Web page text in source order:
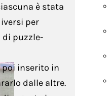
è stata
per
puzzle-
poi inserito in
dalle altre.